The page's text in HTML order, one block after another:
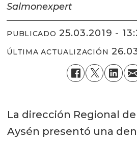
Salmonexpert
PUBLICADO 25.03.2019 -
ÚLTIMA ACTUALIZACIÓN
La dirección Regional
Aysén presentó una